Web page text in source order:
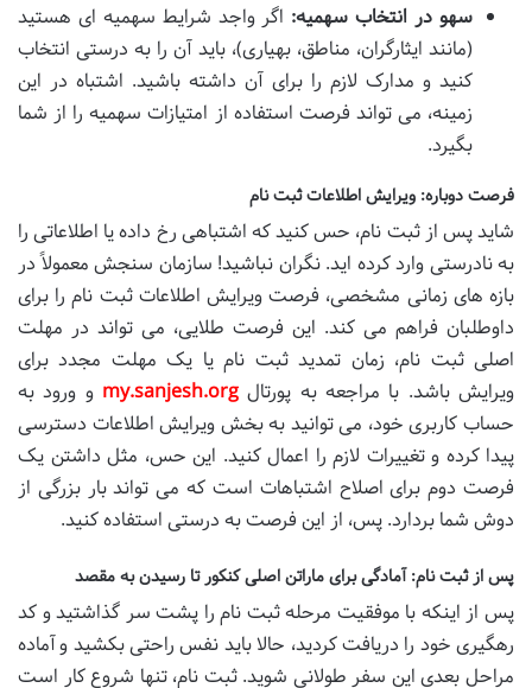
سهو در انتخاب سهمیه: اگر واجد شرایط سهمیه ای هستید
(مانند ایثارگران، مناطق، بهیاری)، باید آن را به درستی انتخاب
کنید و مدارک لازم را برای آن داشته باشید. اشتباه در این
زمینه، می تواند فرصت استفاده از امتیازات سهمیه را از شما
بگیرد.
فرصت دوباره: ویرایش اطلاعات ثبت نام
شاید پس از ثبت نام، حس کنید که اشتباهی رخ داده یا اطلاعاتی را
به نادرستی وارد کرده اید. نگران نباشید! سازمان سنجش معمولاً در
بازه های زمانی مشخصی، فرصت ویرایش اطلاعات ثبت نام را برای
داوطلبان فراهم می کند. این فرصت طلایی، می تواند در مهلت
اصلی ثبت نام، زمان تمدید ثبت نام یا یک مهلت مجدد برای
ویرایش باشد. با مراجعه به پورتال my.sanjesh.org و ورود به
حساب کاربری خود، می توانید به بخش ویرایش اطلاعات دسترسی
پیدا کرده و تغییرات لازم را اعمال کنید. این حس، مثل داشتن یک
فرصت دوم برای اصلاح اشتباهات است که می تواند بار بزرگی از
دوش شما بردارد. پس، از این فرصت به درستی استفاده کنید.
پس از ثبت نام: آمادگی برای ماراتن اصلی کنکور تا رسیدن به مقصد
پس از اینکه با موفقیت مرحله ثبت نام را پشت سر گذاشتید و کد
رهگیری خود را دریافت کردید، حالا باید نفس راحتی بکشید و آماده
مراحل بعدی این سفر طولانی شوید. ثبت نام، تنها شروع کار است